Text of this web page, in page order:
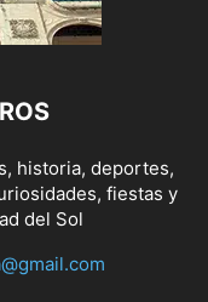
historia, deportes,
fiestas y
del Sol